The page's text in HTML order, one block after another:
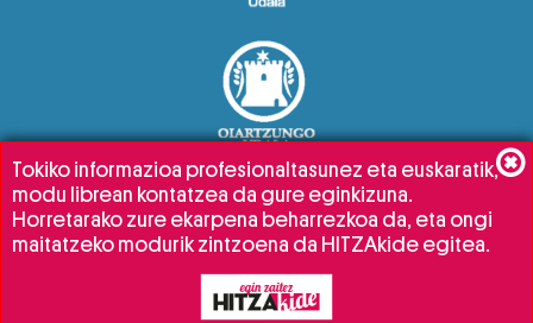
Tokiko informazioa profesionaltasunez eta euskaratik,
modu librean kontatzea da gure eginkizuna.
Horretarako zure ekarpena beharrezkoa da, eta ongi
maitatzeko modurik zintzoena da HITZAkide egitea.